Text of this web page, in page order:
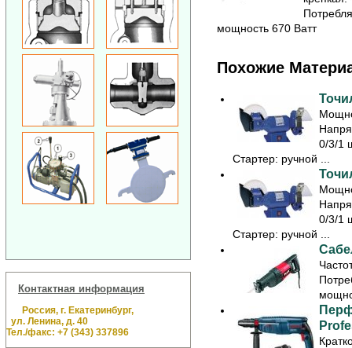
Контактная информация
Россия, г. Екатеринбург,
ул. Ленина, д. 40
Тел./факс: +7 (343) 337896
мощность 670 Ватт
Похожие
0/3/1
Стартер: ручной ...
0/3/1
Стартер: ручной ...